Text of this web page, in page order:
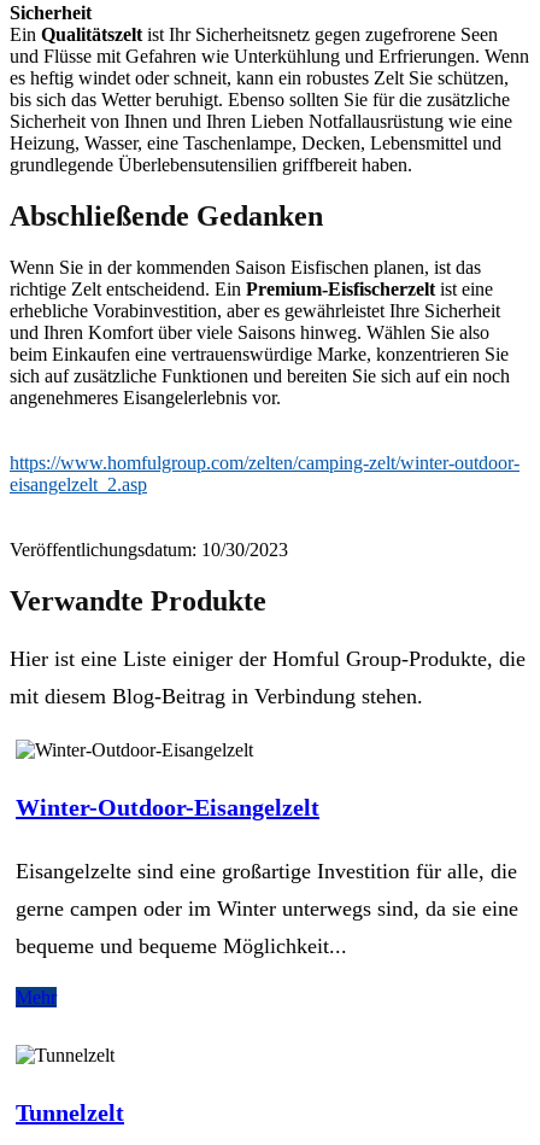
Sicherheit
Ein Qualitätszelt ist Ihr Sicherheitsnetz gegen zugefrorene Seen
und Flüsse mit Gefahren wie Unterkühlung und Erfrierungen. Wenn
es heftig windet oder schneit, kann ein robustes Zelt Sie schützen,
bis sich das Wetter beruhigt. Ebenso sollten Sie für die zusätzliche
Sicherheit von Ihnen und Ihren Lieben Notfallausrüstung wie eine
Heizung, Wasser, eine Taschenlampe, Decken, Lebensmittel und
grundlegende Überlebensutensilien griffbereit haben.
Abschließende Gedanken
Wenn Sie in der kommenden Saison Eisfischen planen, ist das
richtige Zelt entscheidend. Ein Premium-Eisfischerzelt ist eine
erhebliche Vorabinvestition, aber es gewährleistet Ihre Sicherheit
und Ihren Komfort über viele Saisons hinweg. Wählen Sie also
beim Einkaufen eine vertrauenswürdige Marke, konzentrieren Sie
sich auf zusätzliche Funktionen und bereiten Sie sich auf ein noch
angenehmeres Eisangelerlebnis vor.
https://www.homfulgroup.com/zelten/camping-zelt/winter-outdoor-
eisangelzelt_2.asp
Veröffentlichungsdatum: 10/30/2023
Verwandte Produkte
Hier ist eine Liste einiger der Homful Group-Produkte, die
mit diesem Blog-Beitrag in Verbindung stehen.
Winter-Outdoor-Eisangelzelt
Eisangelzelte sind eine großartige Investition für alle, die
gerne campen oder im Winter unterwegs sind, da sie eine
bequeme und bequeme Möglichkeit...
Mehr
Tunnelzelt